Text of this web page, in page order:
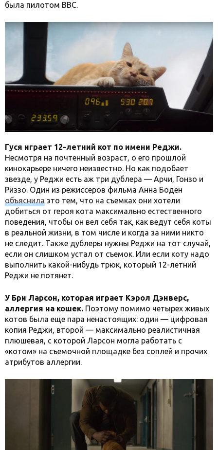
была пилотом ВВС.
Гуся играет 12-летний кот по имени Реджи.
Несмотря на почтенный возраст, о его прошлой
кинокарьере ничего неизвестно. Но как подобает
звезде, у Реджи есть аж три дублера — Арчи, Гонзо и
Риззо. Один из режиссеров фильма Анна Боден
объяснила это тем, что на съемках они хотели
добиться от героя кота максимально естественного
поведения, чтобы он вел себя так, как ведут себя коты
в реальной жизни, в том числе и когда за ними никто
не следит. Также дублеры нужны Реджи на тот случай,
если он слишком устал от съемок. Или если коту надо
выполнить какой-нибудь трюк, который 12-летний
Реджи не потянет.
У Бри Ларсон, которая играет Кэрол Дэнверс,
аллергия на кошек. Поэтому помимо четырех живых
котов была еще пара ненастоящих: один — цифровая
копия Реджи, второй — максимально реалистичная
плюшевая, с которой Ларсон могла работать c
«котом» на съемочной площадке без соплей и прочих
атрибутов аллергии.